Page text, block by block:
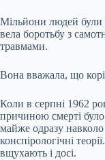
Мільйони людей були
вела боротьбу з
травмами.
Вона вважала, що
Коли в серпні 1962
причиною смерті
майже одразу навколо
конспірологічні
вщухають і досі.